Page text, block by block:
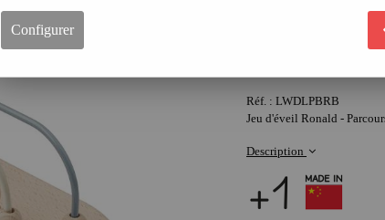
Réf. : LWDLPBRB
Jeu d'éveil Ronald -
Description
Configurer